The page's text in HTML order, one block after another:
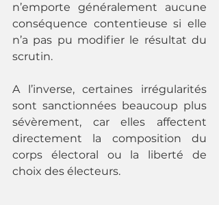
n’emporte généralement aucune
conséquence contentieuse si elle
n’a pas pu modifier le résultat du
scrutin.
A l’inverse, certaines irrégularités
sont sanctionnées beaucoup plus
sévèrement, car elles affectent
directement la composition du
corps électoral ou la liberté de
choix des électeurs.